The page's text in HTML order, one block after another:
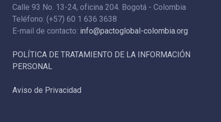
Calle 93 No. 13-24, oficina 204. Bogotá - Colombia
Teléfono: (+57) 60 1 636 3638
E-mail de contacto: info@pactoglobal-colombia.org
POLÍTICA DE TRATAMIENTO DE LA INFORMACIÓN
PERSONAL
Aviso de Privacidad